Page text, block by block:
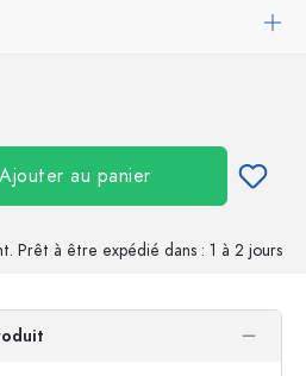
Ajouter au panier
Prêt à être expédié dans : 1 à 2 jours